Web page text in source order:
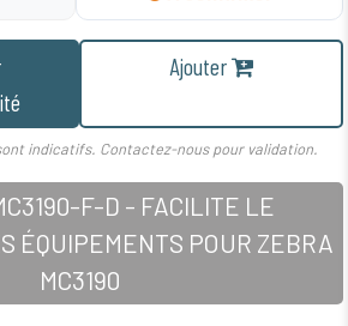
Ajouter
indicatifs. Contactez-nous pour validation.
F-D - FACILITE LE
ÉQUIPEMENTS POUR ZEBRA
MC3190